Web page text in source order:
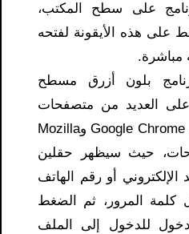
على سطح المكتب،
على هذه الأيقونة لفتحه
مباشرة.
بلون أزرق مسطح
العديد من متصفحات
الويب المختلفة مثل Google Chrome وMozilla
حيث سيظهر حقلين
الإلكتروني أو رقم الهاتف
كلمة المرور، ثم الضغط
للدخول إلى الملف